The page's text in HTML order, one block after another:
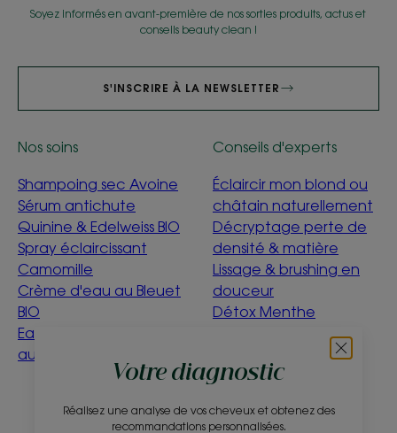
Votre diagnostic
Réalisez une analyse de vos cheveux et obtenez des
recommandations personnalisées.
Soyez informés en avant-première de nos sorties produits, actus et
conseils beauty clean !
S'INSCRIRE À LA NEWSLETTER
Nos soins
Shampoing sec Avoine
Sérum antichute
Quinine & Edelweiss BIO
Spray éclaircissant
Camomille
Crème d'eau au Bleuet
BIO
Eau nettoyante Bébé
au Calendula
Conseils d'experts
Éclaircir mon blond ou
châtain naturellement
Décryptage perte de
densité & matière
Lissage & brushing en
douceur
Détox Menthe
C'est quoi être éco-
conçu ?
À propos